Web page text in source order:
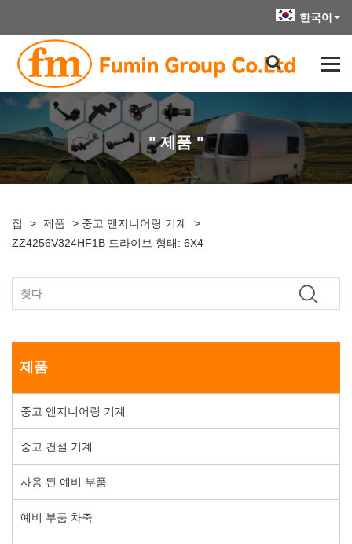
한국어
" 제품 "
집 > 제품 > 중고 엔지니어링 기계
>
ZZ4256V324HF1B 드라이브 형태: 6X4
제품
중고 엔지니어링 기계
중고 건설 기계
사용 된 예비 부품
예비 부품 차축